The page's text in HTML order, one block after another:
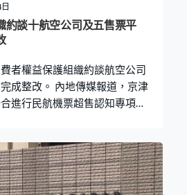
約談十航空公司及五售票平
者權益保護組織約談航空公司
成整改。 內地傳媒報道，京津
進行民航機票超售認知專項調
建議，包括完善購票事前告
現場處理流程、尊重旅客選擇
護旅客要求賠償權；以及暢通